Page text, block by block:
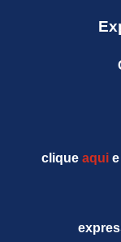
clique aquie